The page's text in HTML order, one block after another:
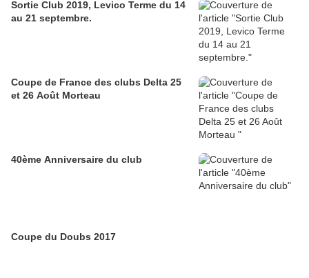
Sortie Club 2019, Levico Terme du 14
au 21 septembre.
Coupe de France des clubs Delta 25
et 26 Août Morteau
40ème Anniversaire du club
Coupe du Doubs 2017